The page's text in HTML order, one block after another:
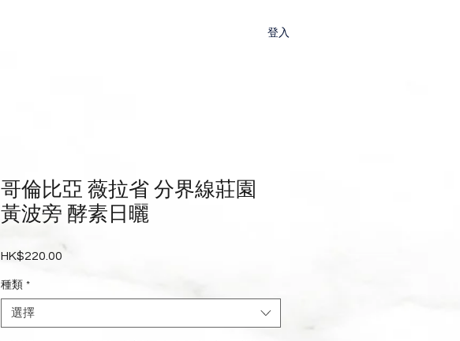
登入
哥倫比亞 薇拉省 分界線莊園
黃波旁 酵素日曬
HK$220.00
種類 *
選擇